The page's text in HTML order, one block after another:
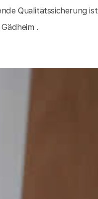
Qualitätssicherung ist
.